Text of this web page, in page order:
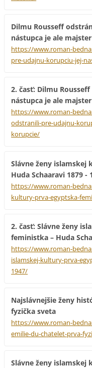
Dilmu Rousseff
nástupca je ale
https://www.roman-
pre-udajnu-korupciu-jej-
2. časť: Dilmu
nástupca je ale
https://www.roman-
odstranili-pre-udajnu-
korupcie/
Slávne ženy islamskej
Huda Schaaravi 1879 -
https://www.roman-
kultury-prva-egyptska-
2. časť: Slávne ženy
feministka – Huda
https://www.roman-
islamskej-kultury-prva-
1947/
Najslávnejšie ženy
fyzička sveta
https://www.roman-
emilie-du-chatelet-prva-
Slávne ženy islamskej